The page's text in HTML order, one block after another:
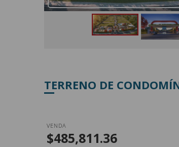
TERRENO DE
VENDA
$485,811.36